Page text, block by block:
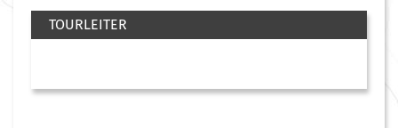
TOURLEITER